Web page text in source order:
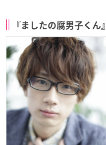
『ましたの腐男子くん』